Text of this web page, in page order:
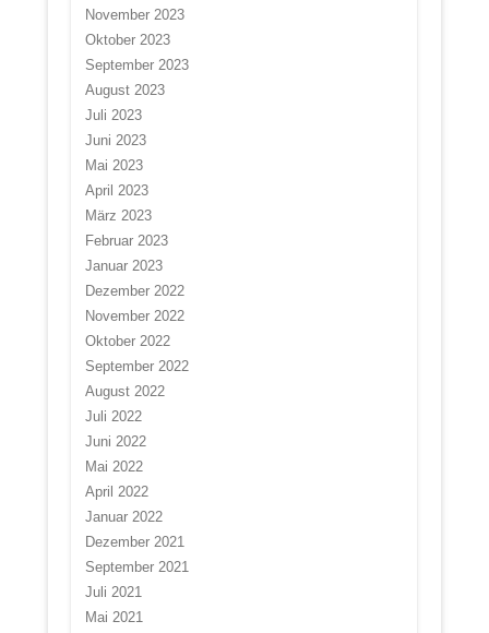
November 2023
Oktober 2023
September 2023
August 2023
Juli 2023
Juni 2023
Mai 2023
April 2023
März 2023
Februar 2023
Januar 2023
Dezember 2022
November 2022
Oktober 2022
September 2022
August 2022
Juli 2022
Juni 2022
Mai 2022
April 2022
Januar 2022
Dezember 2021
September 2021
Juli 2021
Mai 2021